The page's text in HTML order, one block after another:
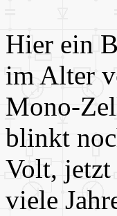
Hier ein
im Alter
Mono-
blinkt
Volt, jetzt
viele